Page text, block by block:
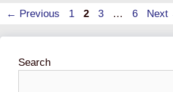
← Previous Page
1 Page
2 Page
3 … Page
6 Next
Search